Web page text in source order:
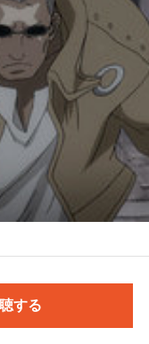
／ウィンリィ・ロック
:内海賢二／マース・
:白鳥哲／エンヴィー:
／バッカニア:大友龍三
する